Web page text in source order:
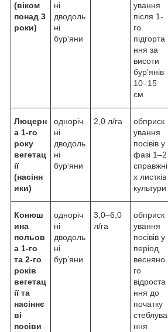
(віком
понад 3
роки)
ні
дводоль
ні
бур’яни
ування
після 1-
го
підгорта
ння за
висоти
бур’янів
10–15
см
Люцерн
а 1-го
року
вегетац
ії
(насінн
ики)
одноріч
ні
дводоль
ні
бур’яни
2,0 л/га
обприск
ування
посівів у
фазі 1–2
справжні
х листків
культури
Конюш
ина
польов
а 1-го
та 2-го
років
вегетац
ії та
насіннє
ві
посіви
одноріч
ні
дводоль
ні
бур’яни
3,0–6,0
л/га
обприск
ування
посівів у
період
весняно
го
відроста
ння до
початку
стеблува
ння